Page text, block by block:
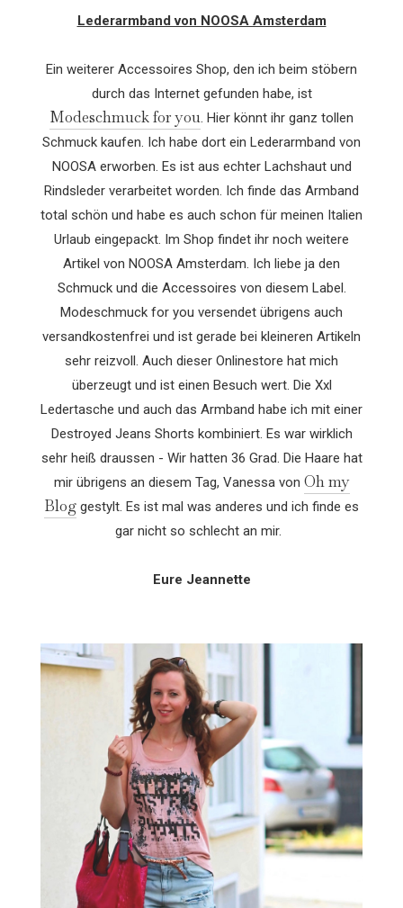
Lederarmband von NOOSA Amsterdam
Ein weiterer Accessoires Shop, den ich beim stöbern
durch das Internet gefunden habe, ist
Modeschmuck for you. Hier könnt ihr ganz tollen
Schmuck kaufen. Ich habe dort ein Lederarmband von
NOOSA erworben. Es ist aus echter Lachshaut und
Rindsleder verarbeitet worden. Ich finde das Armband
total schön und habe es auch schon für meinen Italien
Urlaub eingepackt. Im Shop findet ihr noch weitere
Artikel von NOOSA Amsterdam. Ich liebe ja den
Schmuck und die Accessoires von diesem Label.
Modeschmuck for you versendet übrigens auch
versandkostenfrei und ist gerade bei kleineren Artikeln
sehr reizvoll. Auch dieser Onlinestore hat mich
überzeugt und ist einen Besuch wert. Die Xxl
Ledertasche und auch das Armband habe ich mit einer
Destroyed Jeans Shorts kombiniert. Es war wirklich
sehr heiß draussen - Wir hatten 36 Grad. Die Haare hat
mir übrigens an diesem Tag, Vanessa von Oh my
Blog gestylt. Es ist mal was anderes und ich finde es
gar nicht so schlecht an mir.
Eure Jeannette